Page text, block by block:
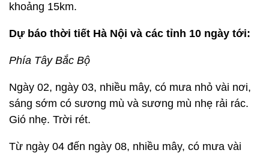
khoảng 15km.
Dự báo thời tiết Hà Nội và các tỉnh 10 ngày tới:
Phía Tây Bắc Bộ
Ngày 02, ngày 03, nhiều mây, có mưa nhỏ vài nơi,
sáng sớm có sương mù và sương mù nhẹ rải rác.
Gió nhẹ. Trời rét.
Từ ngày 04 đến ngày 08, nhiều mây, có mưa vài